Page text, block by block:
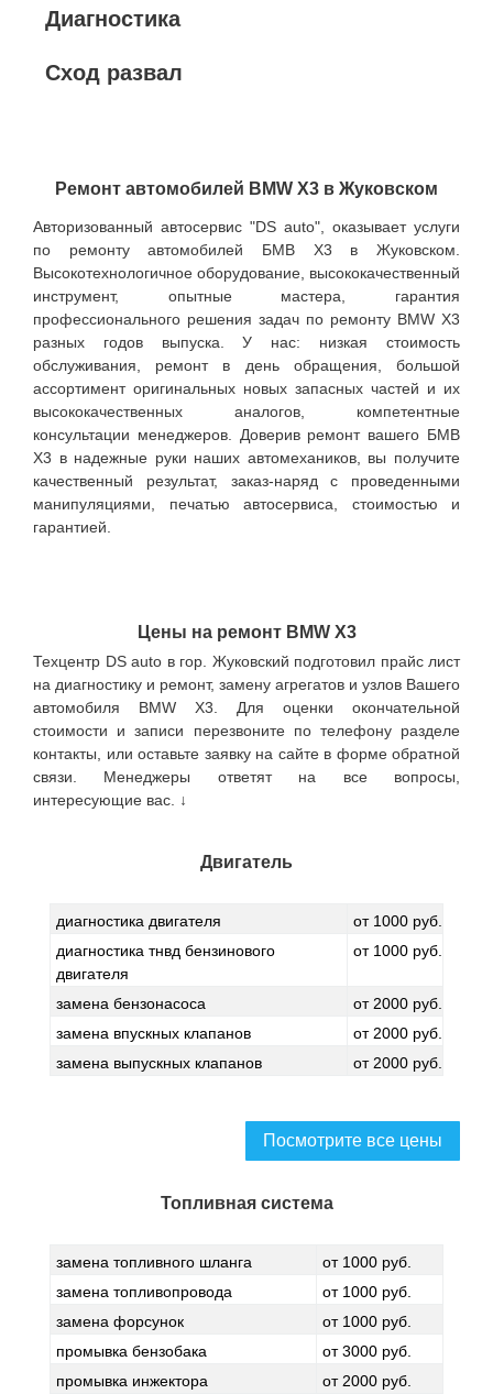
Диагностика
Сход развал
Ремонт автомобилей BMW X3 в Жуковском
Авторизованный автосервис "DS auto", оказывает услуги
по ремонту автомобилей БМВ Х3 в Жуковском.
Высокотехнологичное оборудование, высококачественный
инструмент, опытные мастера, гарантия
профессионального решения задач по ремонту BMW X3
разных годов выпуска. У нас: низкая стоимость
обслуживания, ремонт в день обращения, большой
ассортимент оригинальных новых запасных частей и их
высококачественных аналогов, компетентные
консультации менеджеров. Доверив ремонт вашего БМВ
Х3 в надежные руки наших автомехаников, вы получите
качественный результат, заказ-наряд с проведенными
манипуляциями, печатью автосервиса, стоимостью и
гарантией.
Цены на ремонт BMW X3
Техцентр DS auto в гор. Жуковский подготовил прайс лист
на диагностику и ремонт, замену агрегатов и узлов Вашего
автомобиля BMW X3. Для оценки окончательной
стоимости и записи перезвоните по телефону разделе
контакты, или оставьте заявку на сайте в форме обратной
связи. Менеджеры ответят на все вопросы,
интересующие вас. ↓
Двигатель
диагностика двигателя
от 1000 руб.
диагностика тнвд бензинового
двигателя
от 1000 руб.
замена бензонасоса
от 2000 руб.
замена впускных клапанов
от 2000 руб.
замена выпускных клапанов
от 2000 руб.
Посмотрите все цены
Топливная система
замена топливного шланга
от 1000 руб.
замена топливопровода
от 1000 руб.
замена форсунок
от 1000 руб.
промывка бензобака
от 3000 руб.
промывка инжектора
от 2000 руб.